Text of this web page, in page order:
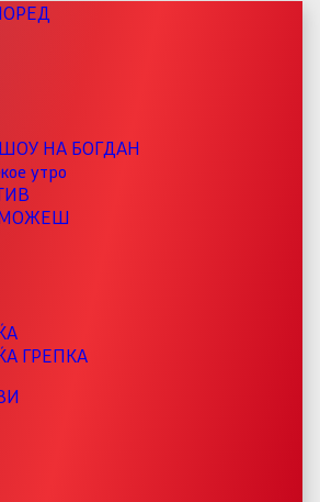
НА БОГДАН
утро
МОЖЕШ
ГРЕПКА